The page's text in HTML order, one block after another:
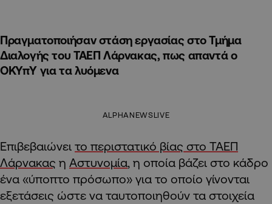
Πραγματοποιήσαν στάση εργασίας στο Τμήμα
Διαλογής του ΤΑΕΠ Λάρνακας, πως απαντά ο
ΟΚΥπΥ για τα λυόμενα
ALPHANEWSLIVE
Επιβεβαιώνει το περιστατικό βίας στο ΤΑΕΠ
Λάρνακας η Αστυνομία, η οποία βάζει στο κάδρο
ένα «ύποπτο πρόσωπο» για το οποίο γίνονται
εξετάσεις ώστε να ταυτοποιηθούν τα στοιχεία